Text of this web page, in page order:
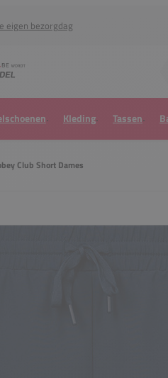
eigen bezorgdag
Kleding Tassen
Club Short Dames